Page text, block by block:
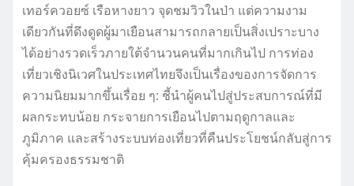
เทอร์ควอยซ์ เรือหางยาว จุดชมวิวในป่า แต่ความงาม
เดียวกันที่ดึงดูดผู้มาเยือนสามารถกลายเป็นสิ่งเปราะบาง
ได้อย่างรวดเร็วภายใต้จำนวนคนที่มากเกินไป การท่อง
เที่ยวเชิงนิเวศในประเทศไทยจึงเป็นเรื่องของการจัดการ
ความนิยมมากขึ้นเรื่อย ๆ: ชี้นำผู้คนไปสู่ประสบการณ์ที่มี
ผลกระทบน้อย กระจายการเยือนไปตามฤดูกาลและ
ภูมิภาค และสร้างระบบท่องเที่ยวที่คืนประโยชน์กลับสู่การ
คุ้มครองธรรมชาติ